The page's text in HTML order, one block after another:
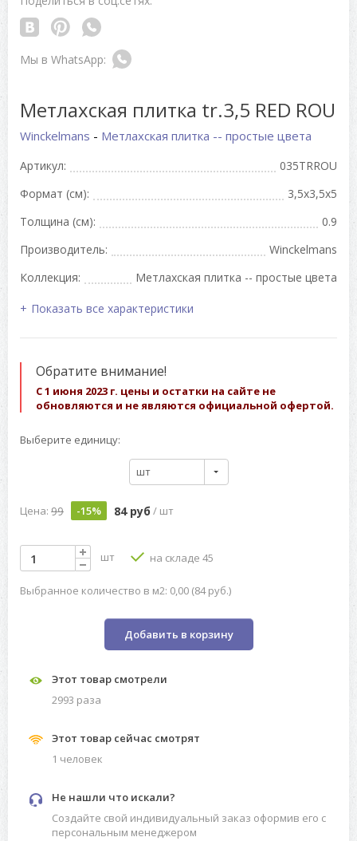
Метлахская плитка tr.3,5 RED ROU
Winckelmans - Метлахская плитка -- простые цвета
Артикул:
035TRROU
Формат (см):
3,5x3,5x5
Толщина (см):
0.9
Производитель:
Winckelmans
Коллекция:
Метлахская плитка -- простые цвета
Показать все характеристики
Обратите внимание!
С 1 июня 2023 г. цены и остатки на сайте не
обновляются и не являются официальной офертой.
Выберите единицу:
шт
Цена: 99 -15% 84 руб / шт
шт на складе 45
Выбранное количество в м2: 0,00 (84 руб.)
Добавить в корзину
Этот товар смотрели
2993 разa
Этот товар сейчас смотрят
1 человек
Не нашли что искали?
Создайте свой индивидуальный заказ оформив его с
персональным менеджером